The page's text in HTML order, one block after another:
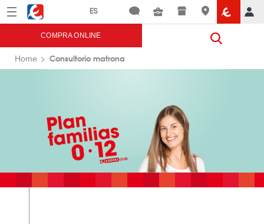
Menú Eroski
COMPRA ONLINE
Home Consultorio matrona